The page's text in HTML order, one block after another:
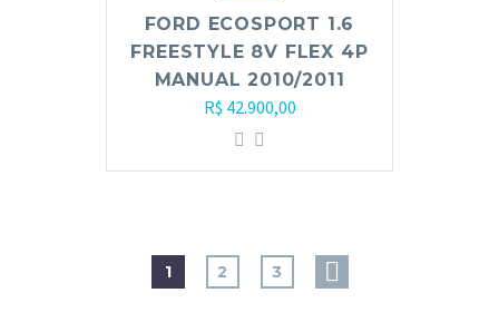
FORD ECOSPORT 1.6
FREESTYLE 8V FLEX 4P
MANUAL 2010/2011
R$ 42.900,00
1 2 3